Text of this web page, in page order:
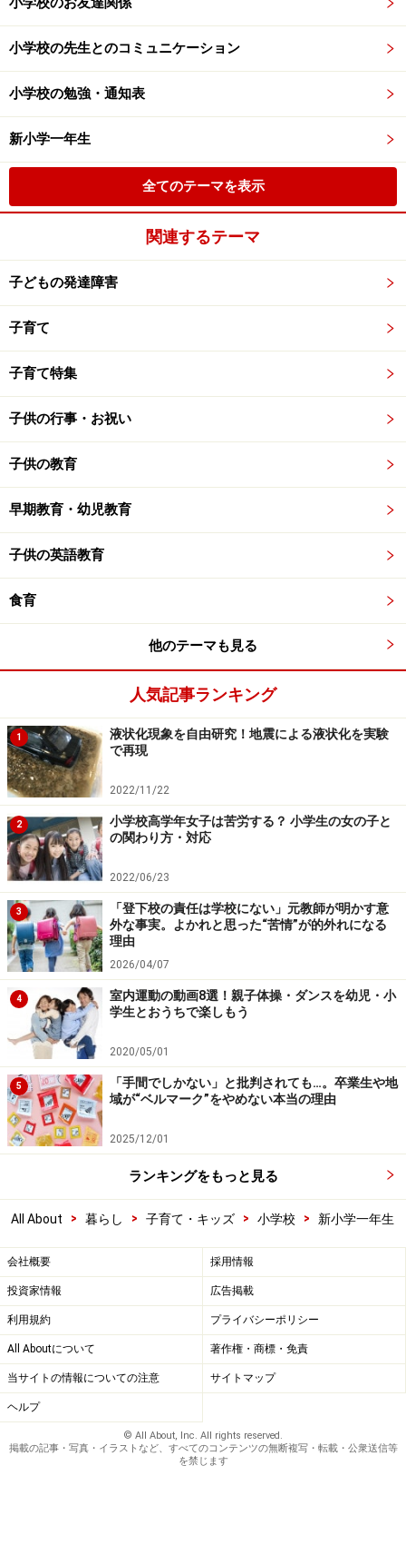
小学校の先生とのコミュニケーション
小学校の勉強・通知表
新小学一年生
全てのテーマを表示
関連するテーマ
子どもの発達障害
子育て
子育て特集
子供の行事・お祝い
子供の教育
早期教育・幼児教育
子供の英語教育
食育
他のテーマも見る
人気記事ランキング
1
液状化現象を自由研究！地震による液状化を実験
で再現
2022/11/22
2
小学校高学年女子は苦労する？ 小学生の女の子と
の関わり方・対応
2022/06/23
3
「登下校の責任は学校にない」元教師が明かす意
外な事実。よかれと思った“苦情”が的外れになる
理由
2026/04/07
4
室内運動の動画8選！親子体操・ダンスを幼児・小
学生とおうちで楽しもう
2020/05/01
5
「手間でしかない」と批判されても…。卒業生や地
域が“ベルマーク”をやめない本当の理由
2025/12/01
ランキングをもっと見る
All About > 暮らし > 子育て・キッズ > 小学校 > 新小学一年生
会社概要 採用情報
投資家情報 広告掲載
利用規約 プライバシーポリシー
All Aboutについて 著作権・商標・免責
当サイトの情報についての注意 サイトマップ
ヘルプ
© All About, Inc. All rights reserved.
掲載の記事・写真・イラストなど、すべてのコンテンツの無断複写・転載・公衆送信等
を禁じます